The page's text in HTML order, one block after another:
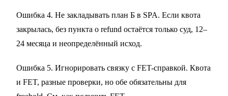
Ошибка 4. Не закладывать план Б в SPA. Если квота
закрылась, без пункта о refund остаётся только суд, 12–
24 месяца и неопределённый исход.
Ошибка 5. Игнорировать связку с FET-справкой. Квота
и FET, разные проверки, но обе обязательны для